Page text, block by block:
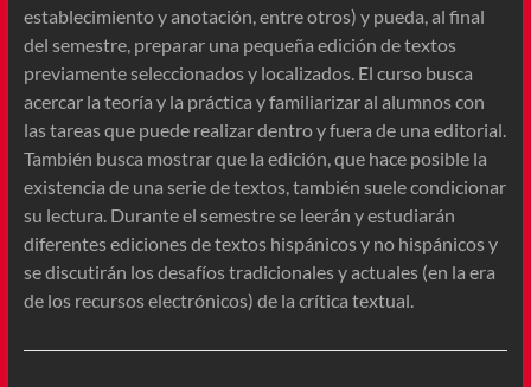
establecimiento y anotación, entre otros) y pueda, al final
del semestre, preparar una pequeña edición de textos
previamente seleccionados y localizados. El curso busca
acercar la teoría y la práctica y familiarizar al alumnos con
las tareas que puede realizar dentro y fuera de una editorial.
También busca mostrar que la edición, que hace posible la
existencia de una serie de textos, también suele condicionar
su lectura. Durante el semestre se leerán y estudiarán
diferentes ediciones de textos hispánicos y no hispánicos y
se discutirán los desafíos tradicionales y actuales (en la era
de los recursos electrónicos) de la crítica textual.